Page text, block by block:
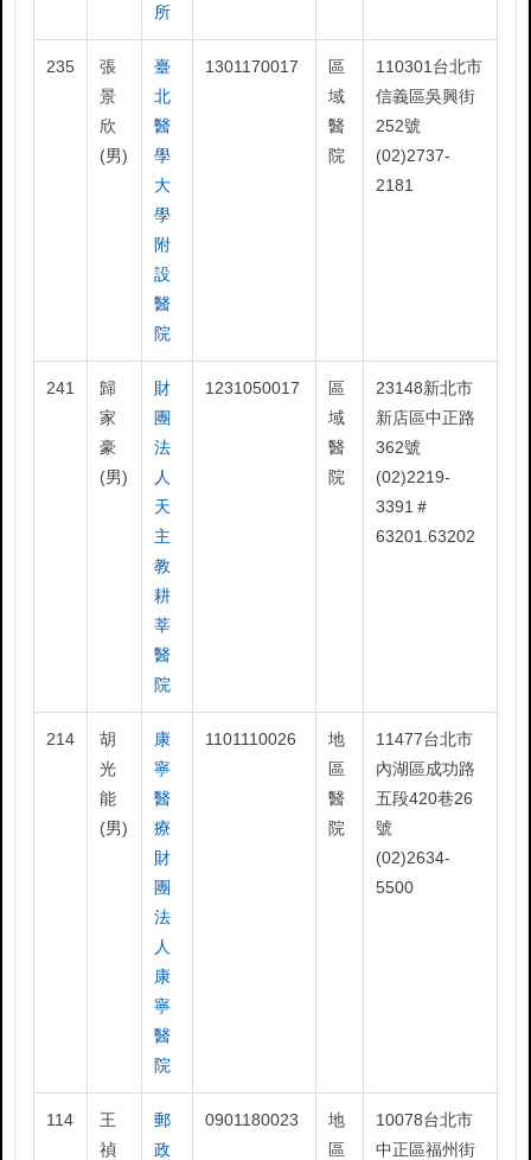
所
235
張
景
欣
(男)
臺
北
醫
學
大
學
附
設
醫
院
1301170017
區
域
醫
院
110301台北市
信義區吳興街
252號
(02)2737-
2181
241
歸
家
豪
(男)
財
團
法
人
天
主
教
耕
莘
醫
院
1231050017
區
域
醫
院
23148新北市
新店區中正路
362號
(02)2219-
3391＃
63201.63202
214
胡
光
能
(男)
康
寧
醫
療
財
團
法
人
康
寧
醫
院
1101110026
地
區
醫
院
11477台北市
內湖區成功路
五段420巷26
號
(02)2634-
5500
114
王
禎
郵
政
0901180023
地
區
10078台北市
中正區福州街